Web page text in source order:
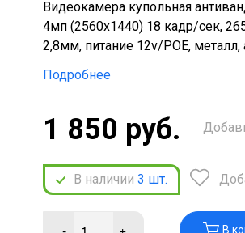
Видеокамера купольная
4мп (2560х1440) 18 кадр/сек,
2,8мм, питание 12v/РОЕ,
Подробнее
1 850 руб.
В наличии 3 шт.
В